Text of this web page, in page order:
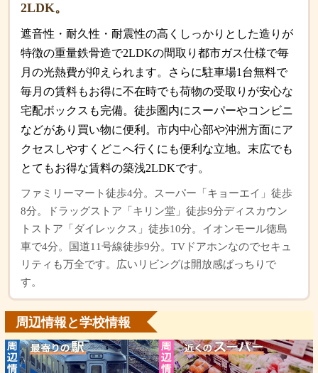
2LDK。
遮音性・耐久性・耐震性の高くしっかりとした造りが
特徴の重量鉄骨造で2LDKの間取り都市ガス仕様で毎
月の光熱費が抑えられます。さらに駐車場1台無料で
毎月の賃料もお得に不在時でも荷物の受取りが安心な
宅配ボックスも完備。徒歩圏内にスーパーやコンビニ
などがあり買い物に便利。市内中心部や沖洲方面にア
クセスしやすくどこへ行くにも便利な立地。末広でも
とてもお得な賃料の築浅2LDKです。
ファミリーマート徒歩4分。スーパー「キョーエイ」徒歩
8分。ドラッグストア「キリン堂」徒歩9分ディスカウン
トストア「ダイレックス」徒歩10分。イオンモール徳島
車で4分。国道11号線徒歩9分。TVドアホンなのでセキュ
リティも万全です。広いリビングは開放感ばっちりで
す。
周辺情報と学校情報